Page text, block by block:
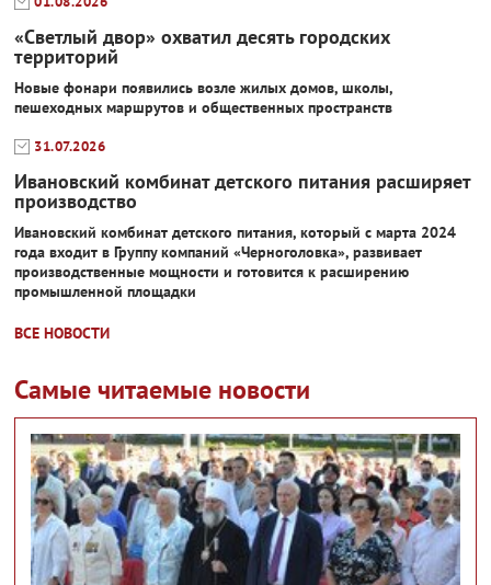
«Светлый двор» охватил десять городских
территорий
Новые фонари появились возле жилых домов, школы,
пешеходных маршрутов и общественных пространств
31.07.2026
Ивановский комбинат детского питания расширяет
производство
Ивановский комбинат детского питания, который с марта 2024
года входит в Группу компаний «Черноголовка», развивает
производственные мощности и готовится к расширению
промышленной площадки
ВСЕ НОВОСТИ
Самые читаемые новости